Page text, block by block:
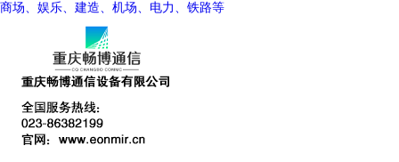
商场、娱乐、建造、机场、电力、铁路等